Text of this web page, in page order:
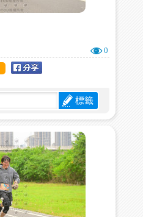
0
標籤